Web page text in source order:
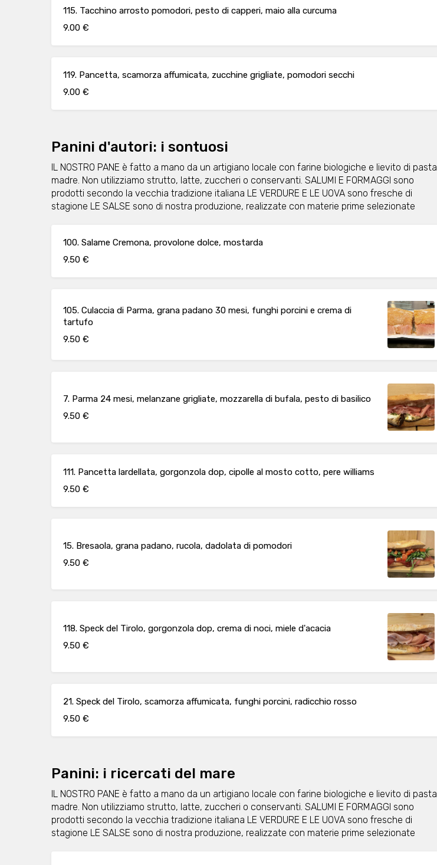
115. Tacchino arrosto pomodori, pesto di capperi, maio alla curcuma
9.00 €
119. Pancetta, scamorza affumicata, zucchine grigliate, pomodori secchi
9.00 €
Panini d'autori: i sontuosi
IL NOSTRO PANE è fatto a mano da un artigiano locale con farine biologiche e lievito di pasta
madre. Non utilizziamo strutto, latte, zuccheri o conservanti. SALUMI E FORMAGGI sono
prodotti secondo la vecchia tradizione italiana LE VERDURE E LE UOVA sono fresche di
stagione LE SALSE sono di nostra produzione, realizzate con materie prime selezionate
100. Salame Cremona, provolone dolce, mostarda
9.50 €
105. Culaccia di Parma, grana padano 30 mesi, funghi porcini e crema di
tartufo
9.50 €
7. Parma 24 mesi, melanzane grigliate, mozzarella di bufala, pesto di basilico
9.50 €
111. Pancetta lardellata, gorgonzola dop, cipolle al mosto cotto, pere williams
9.50 €
15. Bresaola, grana padano, rucola, dadolata di pomodori
9.50 €
118. Speck del Tirolo, gorgonzola dop, crema di noci, miele d'acacia
9.50 €
21. Speck del Tirolo, scamorza affumicata, funghi porcini, radicchio rosso
9.50 €
Panini: i ricercati del mare
IL NOSTRO PANE è fatto a mano da un artigiano locale con farine biologiche e lievito di pasta
madre. Non utilizziamo strutto, latte, zuccheri o conservanti. SALUMI E FORMAGGI sono
prodotti secondo la vecchia tradizione italiana LE VERDURE E LE UOVA sono fresche di
stagione LE SALSE sono di nostra produzione, realizzate con materie prime selezionate